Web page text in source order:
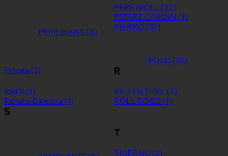
PEPE JEANS (9)
PEPE MOLL(32)
PIERRE CARDIN (1)
PIERRO (31)
POLO (16)
Privata (1) R
RAIN (1) REISENTHEL(7)
Renato Balestra (1) ROLL ROAD (1)
S
T
TIGERNU (2)